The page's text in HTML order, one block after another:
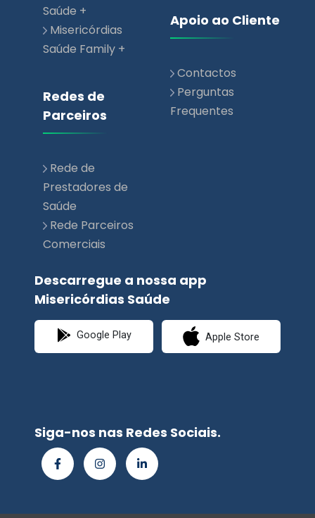
Redes de
Parceiros
Rede de
Prestadores de
Rede Parceiros
Comerciais
Contactos
Perguntas
Descarregue a nossa app
Misericórdias Saúde
Google Play Apple Store
© Misericórdias